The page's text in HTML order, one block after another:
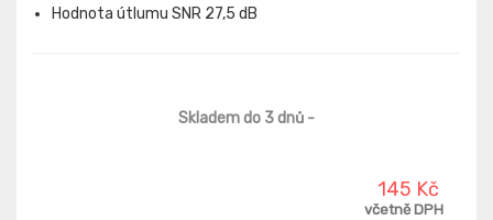
Hodnota útlumu SNR 27,5 dB
Skladem do 3 dnů -
145 Kč
včetně DPH